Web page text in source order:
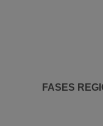
FASES